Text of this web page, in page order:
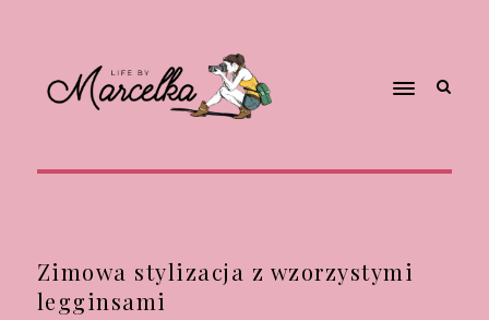
Zimowa stylizacja z wzorzystymi
legginsami